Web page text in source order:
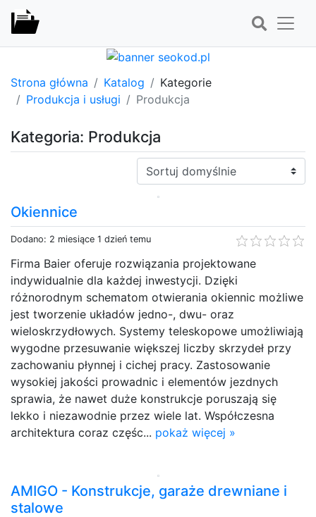
Strona główna Katalog
Kategorie
Produkcja i usługi
Produkcja
Kategoria: Produkcja
Sortuj:
Okiennice
Dodano: 2 miesiące 1 dzień temu
Firma Baier oferuje rozwiązania projektowane
indywidualnie dla każdej inwestycji. Dzięki
różnorodnym schematom otwierania okiennic możliwe
jest tworzenie układów jedno-, dwu- oraz
wieloskrzydłowych. Systemy teleskopowe umożliwiają
wygodne przesuwanie większej liczby skrzydeł przy
zachowaniu płynnej i cichej pracy. Zastosowanie
wysokiej jakości prowadnic i elementów jezdnych
sprawia, że nawet duże konstrukcje poruszają się
lekko i niezawodnie przez wiele lat. Współczesna
architektura coraz częśc... pokaż więcej »
AMIGO - Konstrukcje, garaże drewniane i
stalowe